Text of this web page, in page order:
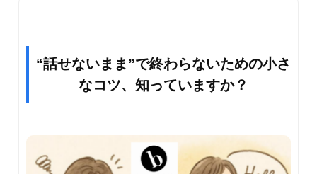
“話せないまま”で終わらないための小さ
なコツ、知っていますか？